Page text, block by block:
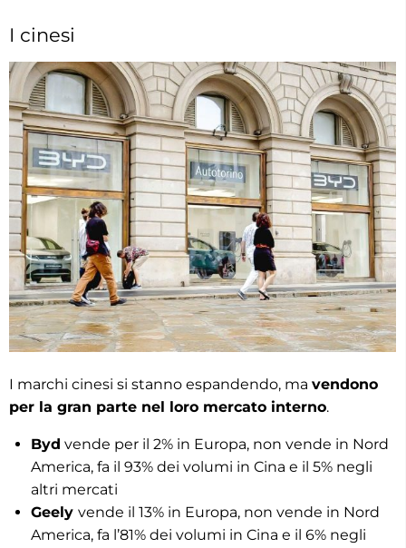
I cinesi
I marchi cinesi si stanno espandendo, ma vendono
per la gran parte nel loro mercato interno.
Byd vende per il 2% in Europa, non vende in Nord
America, fa il 93% dei volumi in Cina e il 5% negli
altri mercati
Geely vende il 13% in Europa, non vende in Nord
America, fa l’81% dei volumi in Cina e il 6% negli